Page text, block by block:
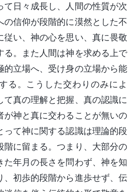
て日々成長し、人間の性質が次
の信仰が段階的に漠然とした不
従い、神の心を思い、真に畏敬
る。また人間は神を求める上で
的立場へ、受け身の立場から能
る。こうした交わりのみによ
て真の理解と把握、真の認識に
が神と真に交わることが無いの
って神に関する認識は理論的段
階に留まる。つまり、大部分の
た年月の長さを問わず、神を知
、初歩的段階から進歩せず、伝